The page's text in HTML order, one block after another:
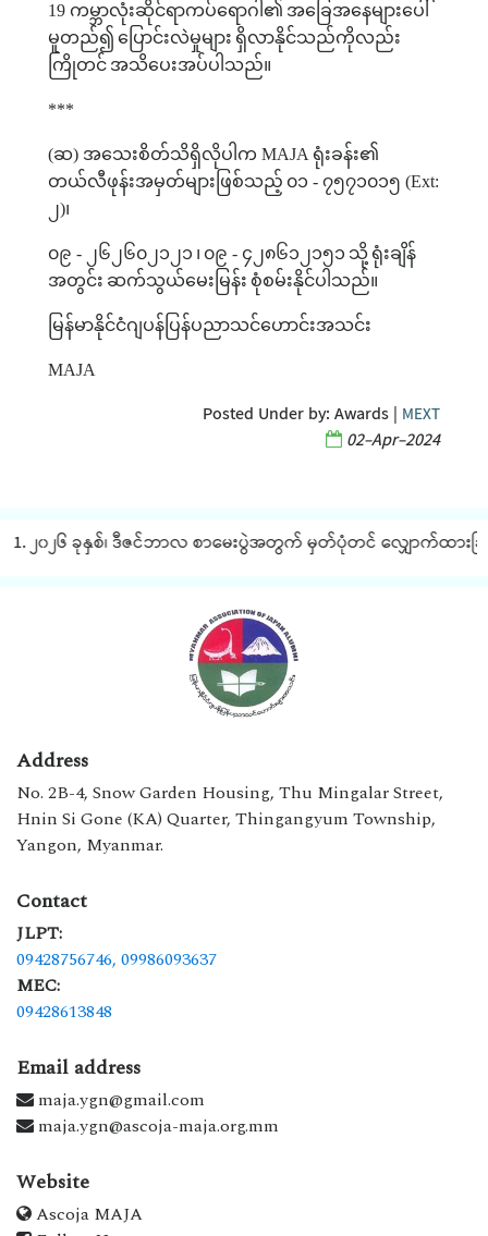
19 ကမ္ဘာလုံးဆိုင်ရာကပ်ရောဂါ၏ အခြေအနေများပေါ်
မူတည်၍ ပြောင်းလဲမှုများ ရှိလာနိုင်သည်ကိုလည်း
ကြိုတင် အသိပေးအပ်ပါသည်။
***
(ဆ) အသေးစိတ်သိရှိလိုပါက MAJA ရုံးခန်း၏
တယ်လီဖုန်းအမှတ်များဖြစ်သည့် ၀၁ -၇၅၇၁၀၁၅ (Ext:
၂)၊
၀၉ - ၂၆၂၆၀၂၁၂၁ ၊ ၀၉ - ၄၂၈၆၁၂၁၅၁ သို့ ရုံးချိန်
အတွင်း ဆက်သွယ်မေးမြန်း စုံစမ်းနိုင်ပါသည်။
မြန်မာနိုင်ငံဂျပန်ပြန်ပညာသင်ဟောင်းအသင်း
MAJA
Posted Under by: Awards| MEXT
02-Apr-2024
၂၀၂၆ ခုနှစ်၊ ဒီဇင်ဘာလ စာမေးပွဲအတွက် မှတ်ပုံတင် လျှောက်ထားခြင်း နှ
Address
No. 2B-4, Snow Garden Housing, Thu Mingalar Street,
Hnin Si Gone (KA) Quarter, Thingangyum Township,
Yangon, Myanmar.
Contact
JLPT:
09428756746, 09986093637
MEC:
09428613848
Email address
maja.ygn@gmail.com
maja.ygn@ascoja-maja.org.mm
Website
Ascoja MAJA